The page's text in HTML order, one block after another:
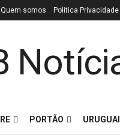
Quem somos Politica Privacidade
PORTÃO